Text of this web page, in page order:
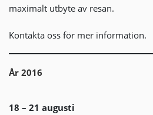
maximalt utbyte av resan.
Kontakta oss för mer information.
År 2016
18 – 21 augusti